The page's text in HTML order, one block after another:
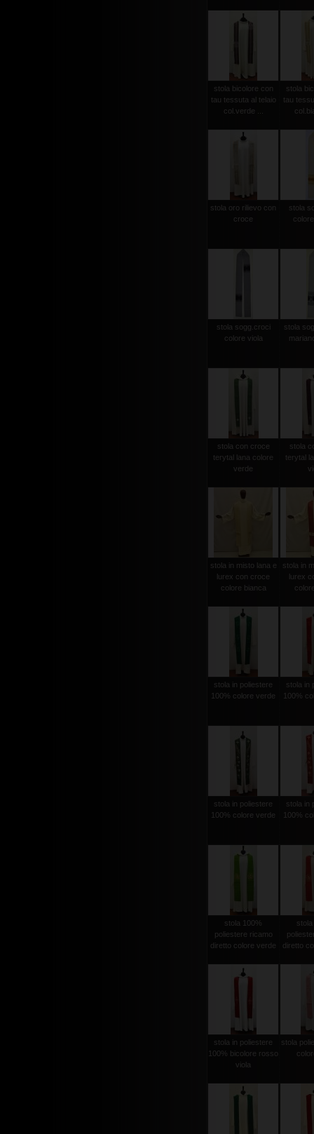
stola bicolore con
tau tessuta al telaio
col.verde ...
stola
tau
stola oro rilievo con
croce
stola
stola sogg.croci
colore viola
stola
stola con croce
terytal lana colore
verde
stola
terytal
stola in misto lana e
lurex con croce
colore bianca
stola in
lurex
stola in poliestere
100% colore verde
stola in
100%
stola in poliestere
100% colore verde
stola in
100%
stola 100%
poliestere ricamo
diretto colore verde
diretto
stola in poliestere
100% bicolore rosso
viola
stola